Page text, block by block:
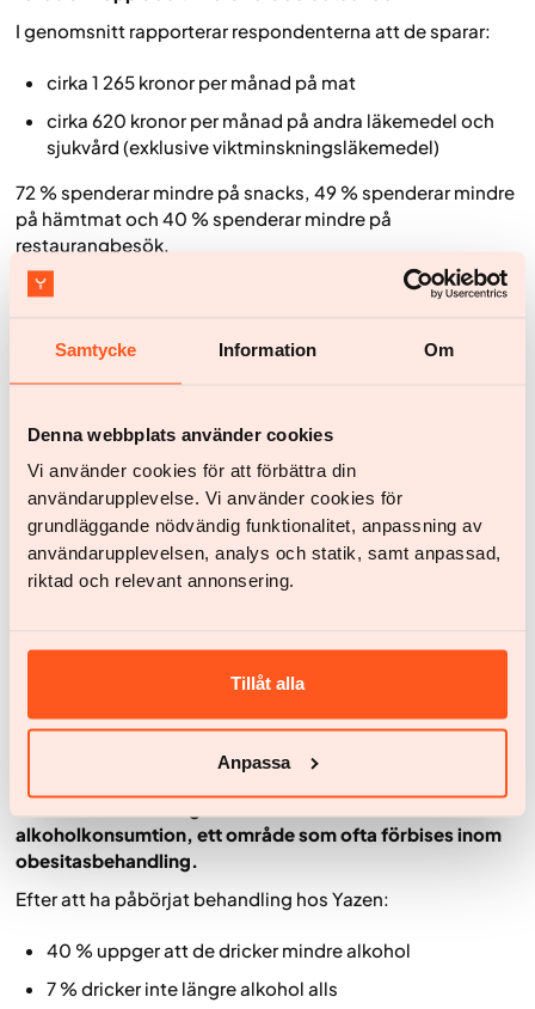
Samtycke Information Om
Denna webbplats använder cookies
Vi använder cookies för att förbättra din
användarupplevelse. Vi använder cookies för
grundläggande nödvändig funktionalitet, anpassning av
användarupplevelsen, analys och statik, samt anpassad,
riktad och relevant annonsering.
Tillåt alla
Anpassa
I genomsnitt rapporterar respondenterna att de sparar:
cirka 1 265 kronor per månad på mat
cirka 620 kronor per månad på andra läkemedel och
sjukvård (exklusive viktminskningsläkemedel)
72 % spenderar mindre på snacks, 49 % spenderar mindre
på hämtmat och 40 % spenderar mindre på
restaurangbesök.
Dessa resultat utmanar bilden av att modern behandling
områden.
Ovän­tade ringar på vattnet
Yazens patientdata visar även effekter som sällan lyfts i
traditionella studier av obesitas. Ett tydligt exempel är
alkoholkonsumtionen. Efter att ha påbörjat behandling
uppger 40 procent av patienterna att de dricker mindre
alkohol, och 7 procent att de slutat helt. Bland dem som
minskat sin konsumtion uppger 24 procent att de känner
att de är mer fokuserade på sina livsmål.
Detta tyder på att när aptit- och belöningssystem
påverkas kan även andra vanor förändras, vilket ger
alkoholkonsumtion, ett område som ofta förbises inom
obesitasbehandling.
Efter att ha påbörjat behandling hos Yazen:
40 % uppger att de dricker mindre alkohol
7 % dricker inte längre alkohol alls